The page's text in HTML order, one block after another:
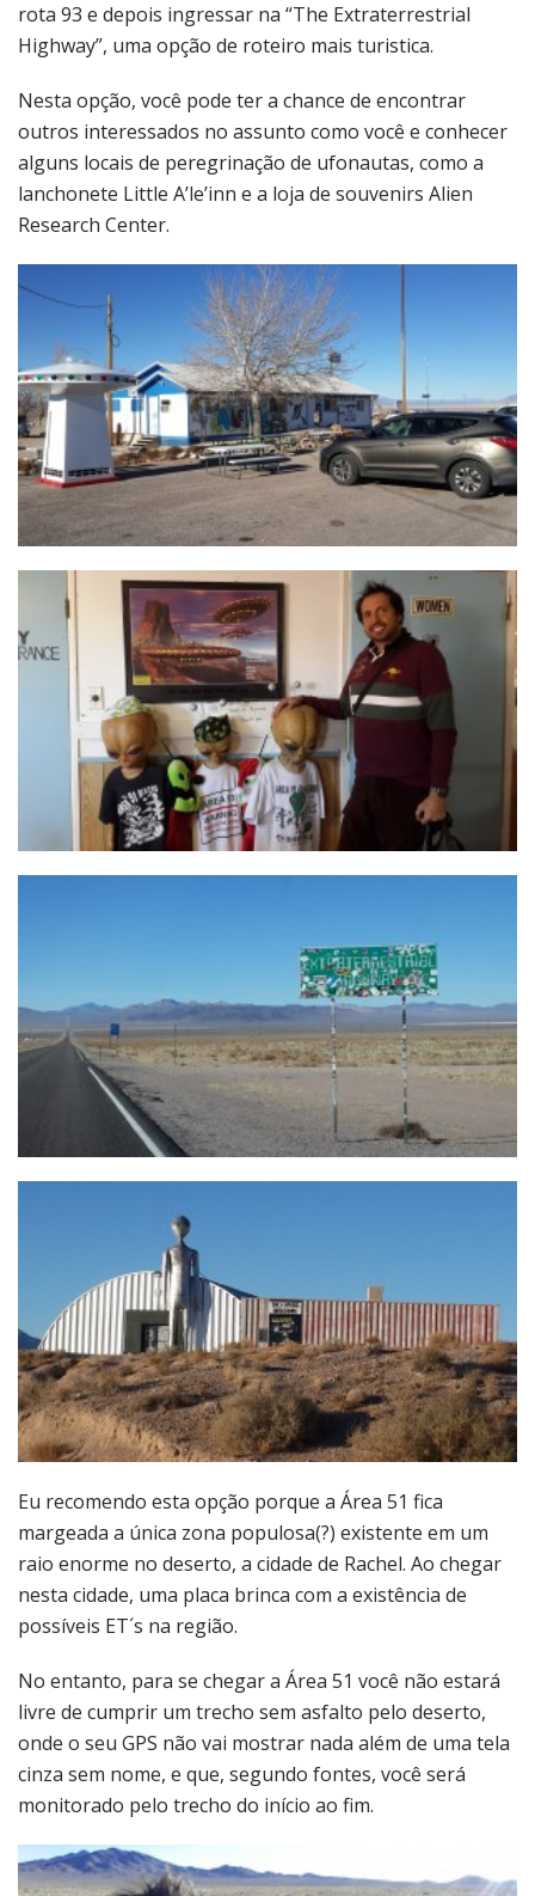
rota 93 e depois ingressar na “The Extraterrestrial
Highway”, uma opção de roteiro mais turistica.
Nesta opção, você pode ter a chance de encontrar
outros interessados no assunto como você e conhecer
alguns locais de peregrinação de ufonautas, como a
lanchonete Little A’le’inn e a loja de souvenirs Alien
Research Center.
Eu recomendo esta opção porque a Área 51 fica
margeada a única zona populosa(?) existente em um
raio enorme no deserto, a cidade de Rachel. Ao chegar
nesta cidade, uma placa brinca com a existência de
possíveis ET´s na região.
No entanto, para se chegar a Área 51 você não estará
livre de cumprir um trecho sem asfalto pelo deserto,
onde o seu GPS não vai mostrar nada além de uma tela
cinza sem nome, e que, segundo fontes, você será
monitorado pelo trecho do início ao fim.